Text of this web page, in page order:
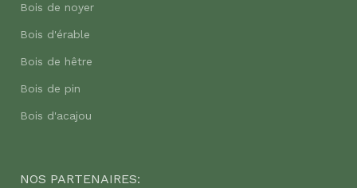
Bois de noyer
Bois d'érable
Bois de hêtre
Bois de pin
Bois d'acajou
NOS PARTENAIRES: